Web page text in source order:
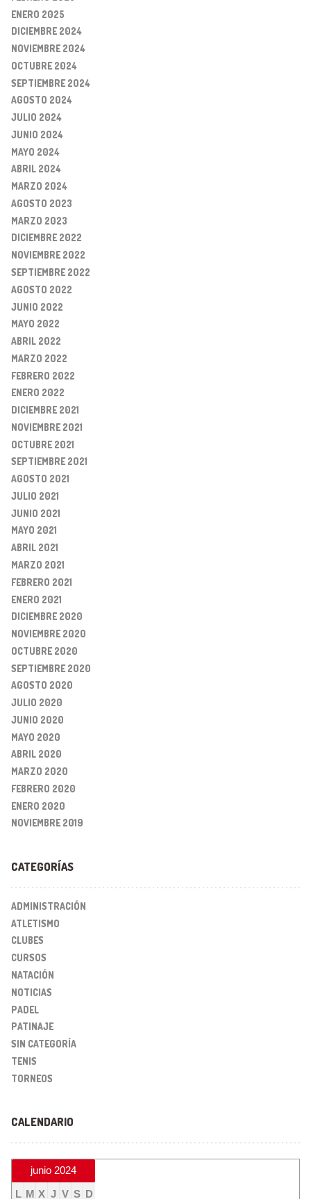
ENERO 2025
DICIEMBRE 2024
NOVIEMBRE 2024
OCTUBRE 2024
SEPTIEMBRE 2024
AGOSTO 2024
JULIO 2024
JUNIO 2024
MAYO 2024
ABRIL 2024
MARZO 2024
AGOSTO 2023
MARZO 2023
DICIEMBRE 2022
NOVIEMBRE 2022
SEPTIEMBRE 2022
AGOSTO 2022
JUNIO 2022
MAYO 2022
ABRIL 2022
MARZO 2022
FEBRERO 2022
ENERO 2022
DICIEMBRE 2021
NOVIEMBRE 2021
OCTUBRE 2021
SEPTIEMBRE 2021
AGOSTO 2021
JULIO 2021
JUNIO 2021
MAYO 2021
ABRIL 2021
MARZO 2021
FEBRERO 2021
ENERO 2021
DICIEMBRE 2020
NOVIEMBRE 2020
OCTUBRE 2020
SEPTIEMBRE 2020
AGOSTO 2020
JULIO 2020
JUNIO 2020
MAYO 2020
ABRIL 2020
MARZO 2020
FEBRERO 2020
ENERO 2020
NOVIEMBRE 2019
CATEGORÍAS
ADMINISTRACIÓN
ATLETISMO
CLUBES
CURSOS
NATACIÓN
NOTICIAS
PADEL
PATINAJE
SIN CATEGORÍA
TENIS
TORNEOS
CALENDARIO
junio 2024
L M X J V S D